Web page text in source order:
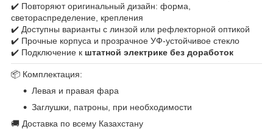
✔️ Повторяют оригинальный дизайн: форма,
светораспределение, крепления
✔️ Доступны варианты с линзой или рефлекторной оптикой
✔️ Прочные корпуса и прозрачное УФ-устойчивое стекло
✔️ Подключение к штатной электрике без доработок
📦 Комплектация:
Левая и правая фара
Заглушки, патроны, при необходимости
🚚 Доставка по всему Казахстану